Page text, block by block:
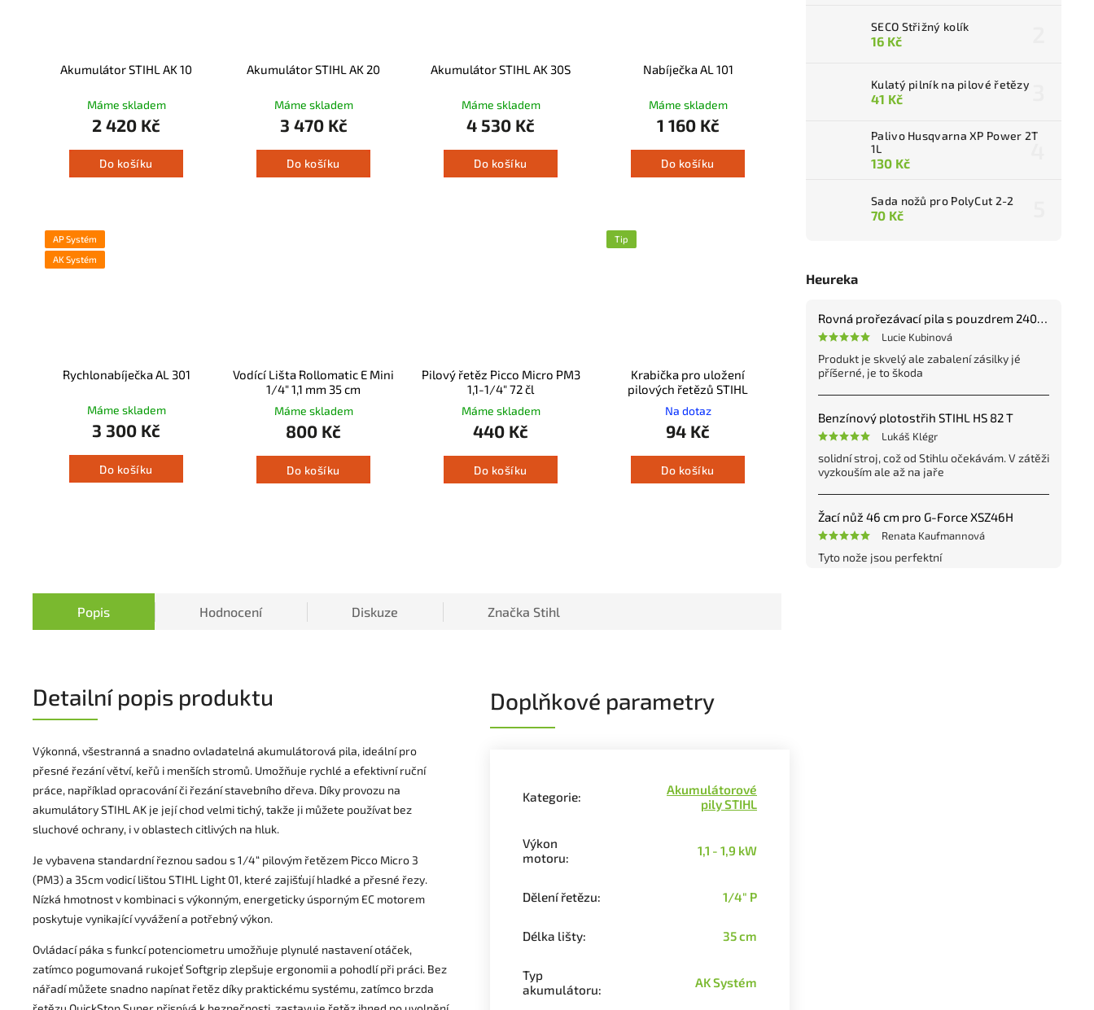
SECO Střižný kolík
16 Kč
Kulatý pilník na pilové řetězy
41 Kč
Palivo Husqvarna XP Power 2T
1L
130 Kč
Sada nožů pro PolyCut 2-2
70 Kč
Heureka
Rovná prořezávací pila s pouzdrem 240 mm
Lucie Kubinová
Produkt je skvelý ale zabalení zásilky jé
příšerné, je to škoda
Benzínový plotostřih STIHL HS 82 T
Lukáš Klégr
solidní stroj, což od Stihlu očekávám. V zátěži
vyzkouším ale až na jaře
Žací nůž 46 cm pro G-Force XSZ46H
Renata Kaufmannová
Tyto nože jsou perfektní
Akumulátor STIHL AK 10
Máme skladem
2 420 Kč
Do košíku
Akumulátor STIHL AK 20
Máme skladem
3 470 Kč
Do košíku
Akumulátor STIHL AK 30S
Máme skladem
4 530 Kč
Do košíku
Nabíječka AL 101
Máme skladem
1 160 Kč
Do košíku
AP Systém
AK Systém
Rychlonabíječka AL 301
Máme skladem
3 300 Kč
Do košíku
Vodící Lišta Rollomatic E Mini
1/4" 1,1 mm 35 cm
Máme skladem
800 Kč
Do košíku
Pilový řetěz Picco Micro PM3
1,1-1/4" 72 čl
Máme skladem
440 Kč
Do košíku
Tip
Krabička pro uložení
pilových řetězů STIHL
Na dotaz
94 Kč
Do košíku
Popis Hodnocení Diskuze Značka Stihl
Detailní popis produktu
Výkonná, všestranná a snadno ovladatelná akumulátorová pila, ideální pro
přesné řezání větví, keřů i menších stromů. Umožňuje rychlé a efektivní ruční
práce, například opracování či řezání stavebního dřeva. Díky provozu na
akumulátory STIHL AK je její chod velmi tichý, takže ji můžete používat bez
sluchové ochrany, i v oblastech citlivých na hluk.
Je vybavena standardní řeznou sadou s 1/4“ pilovým řetězem Picco Micro 3
(PM3) a 35cm vodicí lištou STIHL Light 01, které zajišťují hladké a přesné řezy.
Nízká hmotnost v kombinaci s výkonným, energeticky úsporným EC motorem
poskytuje vynikající vyvážení a potřebný výkon.
Ovládací páka s funkcí potenciometru umožňuje plynulé nastavení otáček,
zatímco pogumovaná rukojeť Softgrip zlepšuje ergonomii a pohodlí při práci. Bez
nářadí můžete snadno napínat řetěz díky praktickému systému, zatímco brzda
Doplňkové parametry
Kategorie:
Akumulátorové
pily STIHL
Výkon
motoru: 1,1 - 1,9 kW
Dělení řetězu: 1/4" P
Délka lišty: 35 cm
Typ
akumulátoru: AK Systém